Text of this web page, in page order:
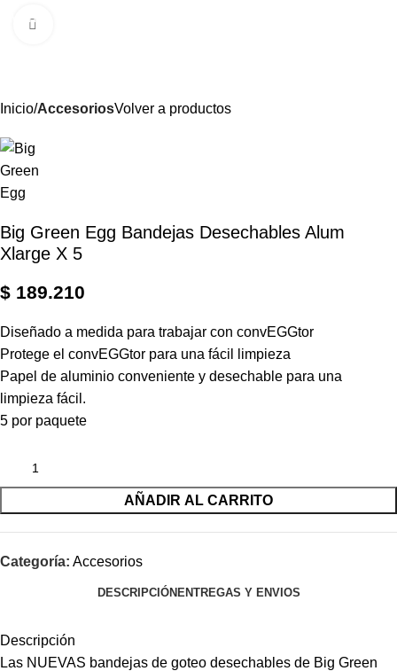
Menú
Inicio AccesoriosVolver a productos
Big Green Egg Bandejas Desechables Alum
Xlarge X 5
$ 189.210
Diseñado a medida para trabajar con convEGGtor
Protege el convEGGtor para una fácil limpieza
Papel de aluminio conveniente y desechable para una
limpieza fácil.
5 por paquete
AÑADIR AL CARRITO
Categoría: Accesorios
DESCRIPCIÓN ENTREGAS Y ENVIOS
Descripción
Las NUEVAS bandejas de goteo desechables de Big Green